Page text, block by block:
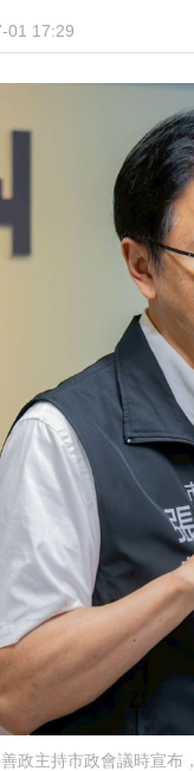
01 17:29
政主持市政會議時宣布